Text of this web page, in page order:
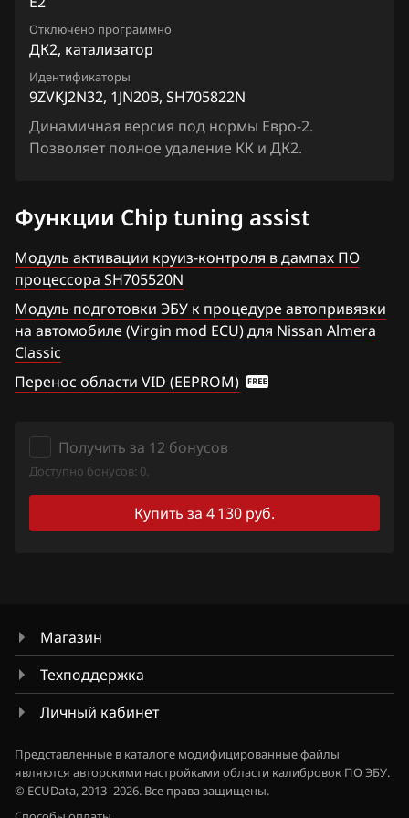
Chrysler
Citroen
Dacia
DAF
Dodge
Dongfeng
Extreme moto
Ford
Forthing
GMC
Great Wall
Haima
Haval
Siemens EMS 3155
Siemens EMS 3160
Siemens SID 301
Siemens SID 310
Lafesta
Liberty
Maxima
Micra, March
Murano
NV200
Pathfinder
Patrol, Safari
Presage
Primera
Quest
Serena
Sunny
Teana (J31)
Teana (J32)
Tiida
9ZVKJ2N32_1JN23A_SH705822N
9ZVKJ2N32_1JN91B_SH705822N
9ZVKJ2N32_1JN92B_SH705822N
9ZVKJ2N32_1JN93B_SH705822N
Отключено программно
ДК2, катализатор
Идентификаторы
9ZVKJ2N32, 1JN20B, SH705822N
Динамичная версия под нормы Евро-2.
Позволяет полное удаление КК и ДК2.
Функции Chip tuning assist
Модуль активации круиз-контроля в дампах ПО
процессора SH705520N
Модуль подготовки ЭБУ к процедуре автопривязки
на автомобиле (Virgin mod ECU) для Nissan Almera
Classic
Перенос области VID (EEPROM)
Получить за 12 бонусов
Доступно бонусов: 0.
Купить за 4 130 руб.
Магазин
Техподдержка
Личный кабинет
Представленные в каталоге модифицированные файлы
являются авторскими настройками области калибровок ПО ЭБУ.
© ECUData, 2013–2026. Все права защищены.